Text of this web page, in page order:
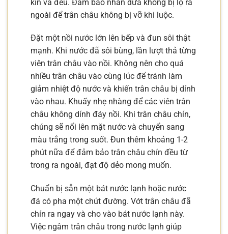
kín và đều. Đảm bảo nhân dừa không bị lộ ra
ngoài để trân châu không bị vỡ khi luộc.
Đặt một nồi nước lớn lên bếp và đun sôi thật
mạnh. Khi nước đã sôi bùng, lần lượt thả từng
viên trân châu vào nồi. Không nên cho quá
nhiều trân châu vào cùng lúc để tránh làm
giảm nhiệt độ nước và khiến trân châu bị dính
vào nhau. Khuấy nhẹ nhàng để các viên trân
châu không dính đáy nồi. Khi trân châu chín,
chúng sẽ nổi lên mặt nước và chuyển sang
màu trắng trong suốt. Đun thêm khoảng 1-2
phút nữa để đảm bảo trân châu chín đều từ
trong ra ngoài, đạt độ dẻo mong muốn.
Chuẩn bị sẵn một bát nước lạnh hoặc nước
đá có pha một chút đường. Vớt trân châu đã
chín ra ngay và cho vào bát nước lạnh này.
Việc ngâm trân châu trong nước lạnh giúp